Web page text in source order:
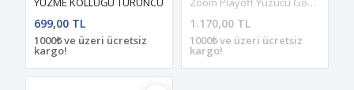
699,00 TL
1000₺ ve üzeri ücretsiz
kargo!
1.170,00 TL
1000₺ ve üzeri ücretsiz
kargo!